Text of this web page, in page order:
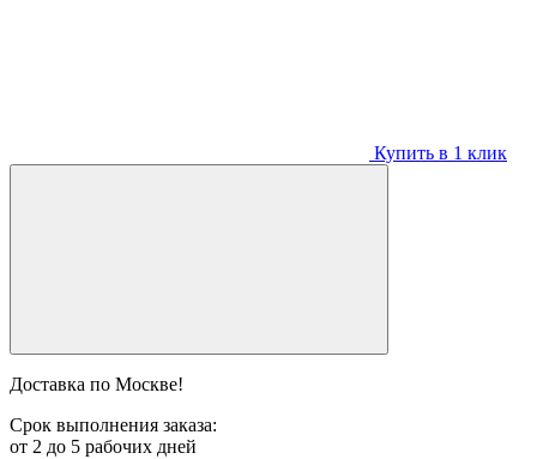
Купить в 1 клик
Доставка по Москве!
Срок выполнения заказа:
от 2 до 5 рабочих дней